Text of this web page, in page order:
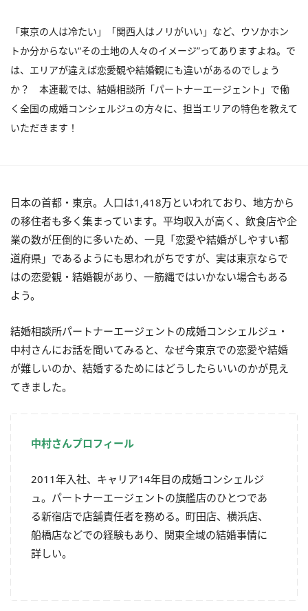
「東京の人は冷たい」「関西人はノリがいい」など、ウソかホン
トか分からない“その土地の人々のイメージ”ってありますよね。で
は、エリアが違えば恋愛観や結婚観にも違いがあるのでしょう
か？ 本連載では、結婚相談所「パートナーエージェント」で働
く全国の成婚コンシェルジュの方々に、担当エリアの特色を教えて
いただきます！
日本の首都・東京。人口は1,418万といわれており、地方から
の移住者も多く集まっています。平均収入が高く、飲食店や企
業の数が圧倒的に多いため、一見「恋愛や結婚がしやすい都
道府県」であるようにも思われがちですが、実は東京ならで
はの恋愛観・結婚観があり、一筋縄ではいかない場合もある
よう。
結婚相談所パートナーエージェントの成婚コンシェルジュ・
中村さんにお話を聞いてみると、なぜ今東京での恋愛や結婚
が難しいのか、結婚するためにはどうしたらいいのかが見え
てきました。
中村さんプロフィール
2011年入社、キャリア14年目の成婚コンシェルジ
ュ。パートナーエージェントの旗艦店のひとつであ
る新宿店で店舗責任者を務める。町田店、横浜店、
船橋店などでの経験もあり、関東全域の結婚事情に
詳しい。